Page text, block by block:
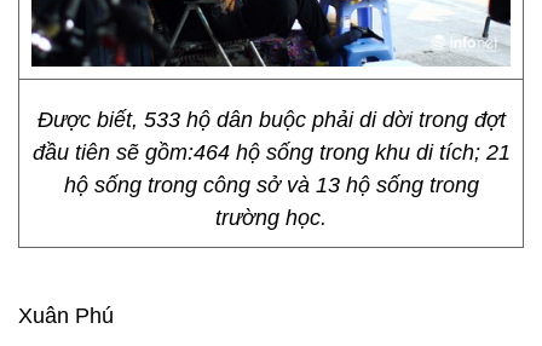
Được biết, 533 hộ dân buộc phải di dời trong đợt
đầu tiên sẽ gồm:464 hộ sống trong khu di tích; 21
hộ sống trong công sở và 13 hộ sống trong
trường học.
Xuân Phú